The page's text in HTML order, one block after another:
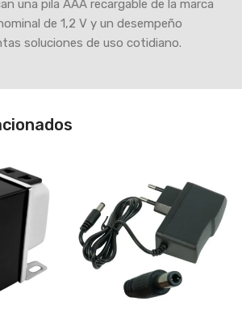
una pila AAA recargable de la marca
de 1,2 V y un desempeño
soluciones de uso cotidiano.